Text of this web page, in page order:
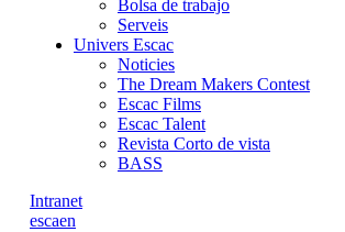
Bolsa de trabajo
Serveis
Univers Escac
Noticies
The Dream Makers Contest
Escac Films
Escac Talent
Revista Corto de vista
BASS
Intranet
escaen